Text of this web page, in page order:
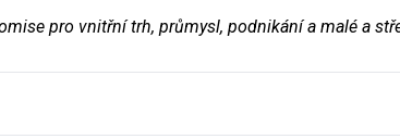
pro vnitřní trh, průmysl, podnikání a malé a